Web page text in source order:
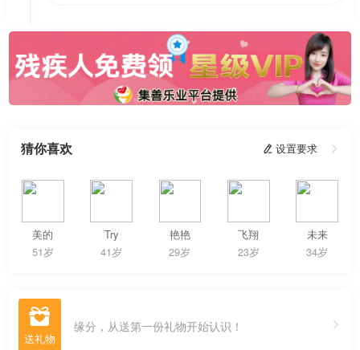
猜你喜欢  设置要求 
美的
51岁
Try
41岁
艳艳
29岁
飞翔
23岁
未来
34岁
 缘分，从送第一份礼物开始认识！